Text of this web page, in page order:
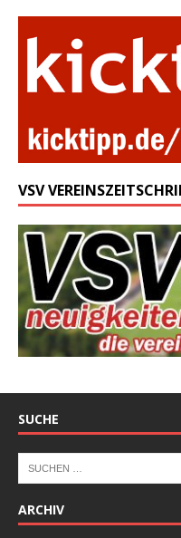
VSV
SUCHE
ARCHIV